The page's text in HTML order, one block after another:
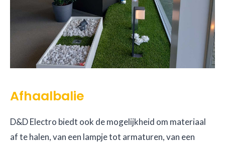
Afhaalbalie
D&D Electro biedt ook de mogelijkheid om materiaal
af te halen, van een lampje tot armaturen, van een